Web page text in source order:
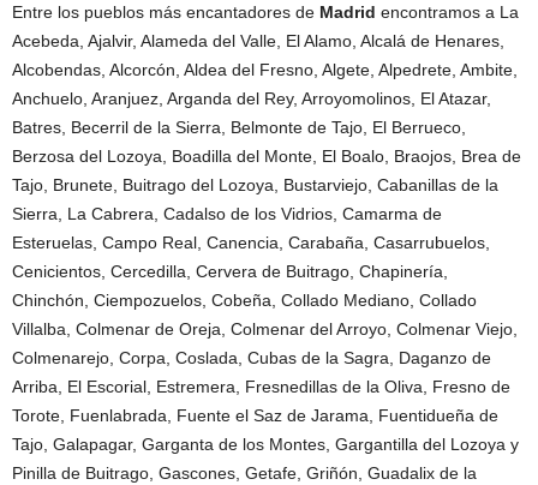
Entre los pueblos más encantadores de Madrid encontramos a La
Acebeda, Ajalvir, Alameda del Valle, El Alamo, Alcalá de Henares,
Alcobendas, Alcorcón, Aldea del Fresno, Algete, Alpedrete, Ambite,
Anchuelo, Aranjuez, Arganda del Rey, Arroyomolinos, El Atazar,
Batres, Becerril de la Sierra, Belmonte de Tajo, El Berrueco,
Berzosa del Lozoya, Boadilla del Monte, El Boalo, Braojos, Brea de
Tajo, Brunete, Buitrago del Lozoya, Bustarviejo, Cabanillas de la
Sierra, La Cabrera, Cadalso de los Vidrios, Camarma de
Esteruelas, Campo Real, Canencia, Carabaña, Casarrubuelos,
Cenicientos, Cercedilla, Cervera de Buitrago, Chapinería,
Chinchón, Ciempozuelos, Cobeña, Collado Mediano, Collado
Villalba, Colmenar de Oreja, Colmenar del Arroyo, Colmenar Viejo,
Colmenarejo, Corpa, Coslada, Cubas de la Sagra, Daganzo de
Arriba, El Escorial, Estremera, Fresnedillas de la Oliva, Fresno de
Torote, Fuenlabrada, Fuente el Saz de Jarama, Fuentidueña de
Tajo, Galapagar, Garganta de los Montes, Gargantilla del Lozoya y
Pinilla de Buitrago, Gascones, Getafe, Griñón, Guadalix de la